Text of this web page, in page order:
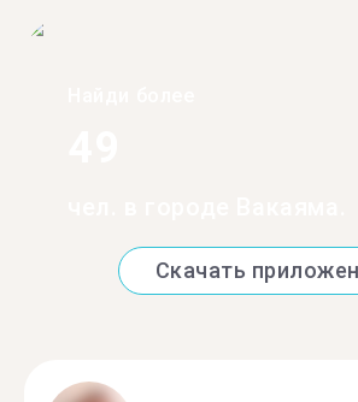
Скачать